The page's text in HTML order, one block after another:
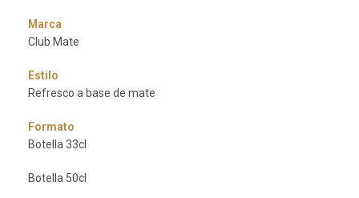
Marca
Club Mate
Estilo
Refresco a base de mate
Formato
Botella 33cl
Botella 50cl